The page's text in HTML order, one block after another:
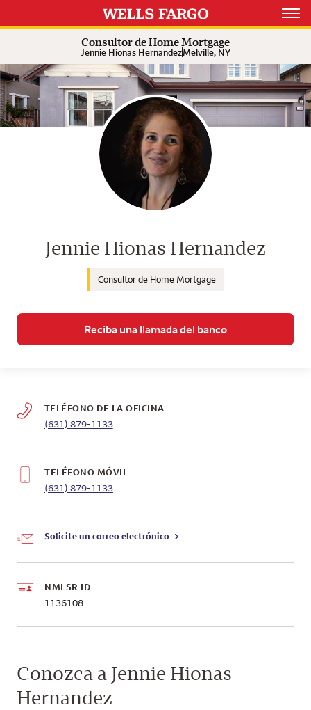
Open
Consultor de Home Mortgage
Jennie Hionas HernandezMelville, NY
Consultor de Wells Fargo Home
Jennie Hionas Hernandez
Consultor de Home Mortgage
Reciba una llamada del banco
TELÉFONO DE LA OFICINA
(631) 879-1133
TELÉFONO MÓVIL
(631) 879-1133
Solicite un correo electrónico
NMLSR ID
1136108
Conozca a Jennie Hionas
Hernandez
Expand or collapse answer
Expand or collapse answer
Expand or collapse answer